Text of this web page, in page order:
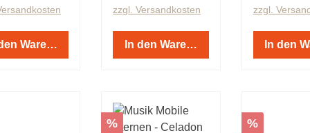
Warenkorb
zzgl. Versandkosten
In den Warenkorb
zzgl.
In den
Rabatt
% Rabatt
%